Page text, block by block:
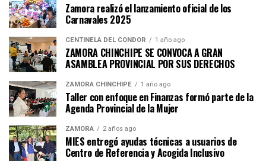
Zamora realizó el lanzamiento oficial de los
Carnavales 2025
CENTINELA DEL CÓNDOR 1 año ago
ZAMORA CHINCHIPE SE CONVOCA A GRAN
ASAMBLEA PROVINCIAL POR SUS DERECHOS
ZAMORA CHINCHIPE 1 año ago
Taller con enfoque en Finanzas formó parte de la
Agenda Provincial de la Mujer
ZAMORA 2 años ago
MIES entregó ayudas técnicas a usuarios de
Centro de Referencia y Acogida Inclusivo